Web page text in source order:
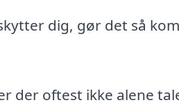
dig, gør det så
der oftest ikke alene